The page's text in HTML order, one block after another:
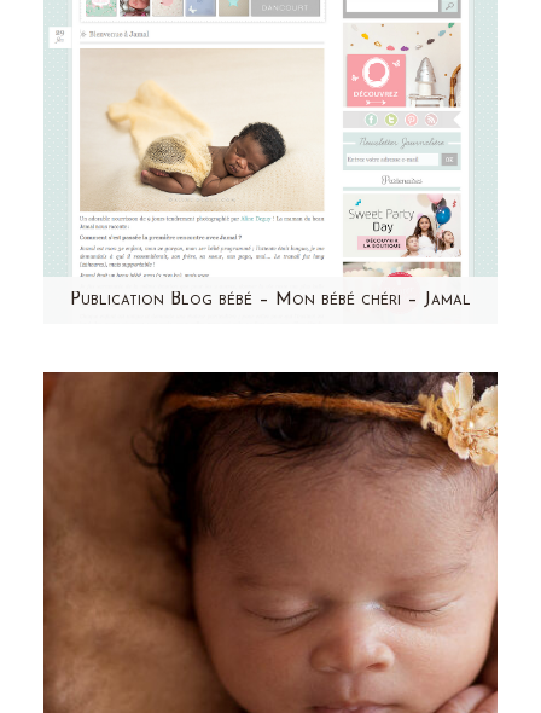
Publication Blog bébé – Mon bébé chéri – Jamal
jolie publication ! Retrouvez Jamal et le
témoignage de sa…